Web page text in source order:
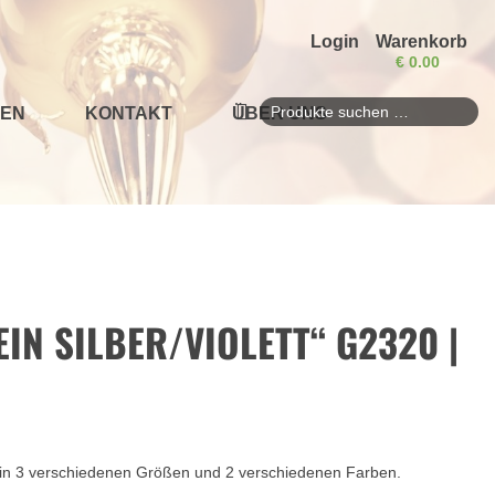
Login Warenkorb
€ 0.00
KONTAKT ÜBER UNS
Suchen
SILBER/VIOLETT“ G2320 |
3 verschiedenen Größen und 2 verschiedenen Farben.